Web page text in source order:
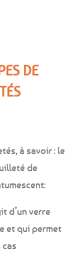
DE
à savoir : le
de
d’un verre
et qui permet